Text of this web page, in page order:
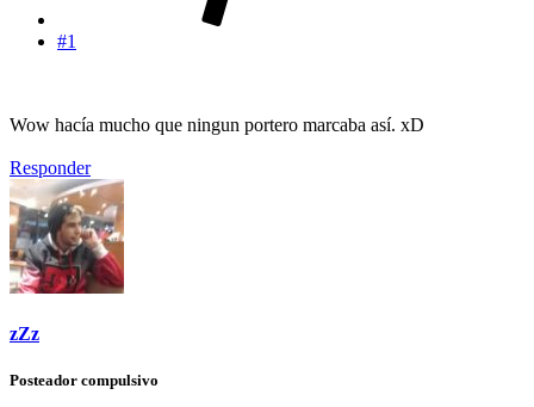
#1
Wow hacía mucho que ningun portero marcaba así. xD
Responder
zZz
Posteador compulsivo